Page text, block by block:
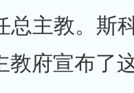
总主教。斯
教府宣布了